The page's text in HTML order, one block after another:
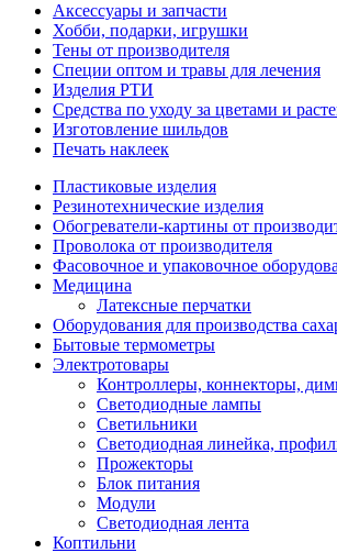
Аксессуары и запчасти
Хобби, подарки, игрушки
Тены от производителя
Специи оптом и травы для лечения
Изделия РТИ
Средства по уходу за цветами и
Изготовление шильдов
Печать наклеек
Пластиковые изделия
Резинотехнические изделия
Обогреватели-картины от
Проволока от производителя
Фасовочное и упаковочное
Медицина
Латексные перчатки
Оборудования для производства
Бытовые термометры
Электротовары
Контроллеры, коннекторы,
Светодиодные лампы
Светильники
Светодиодная линейка,
Прожекторы
Блок питания
Модули
Светодиодная лента
Коптильни